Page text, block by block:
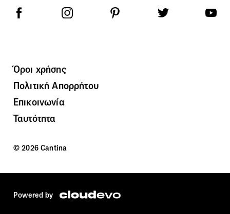
Όροι χρήσης
Πολιτική Απορρήτου
Επικοινωνία
Ταυτότητα
© 2026 Cantina
Powered by